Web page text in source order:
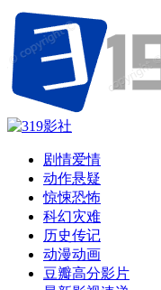
剧情爱情
动作悬疑
惊悚恐怖
科幻灾难
历史传记
动漫动画
豆瓣高分影片